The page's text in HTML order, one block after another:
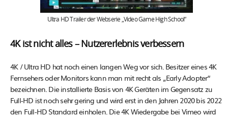
Ultra HD Trailer der Webserie „Video Game High School“
4K ist nicht alles – Nutzererlebnis verbessern
4K / Ultra HD hat noch einen langen Weg vor sich. Besitzer eines 4K
Fernsehers oder Monitors kann man mit recht als „Early Adopter“
bezeichnen. Die installierte Basis von 4K Geräten im Gegensatz zu
Full-HD ist noch sehr gering und wird erst in den Jahren 2020 bis 2022
den Full-HD Standard einholen. Die 4K Wiedergabe bei Vimeo wird